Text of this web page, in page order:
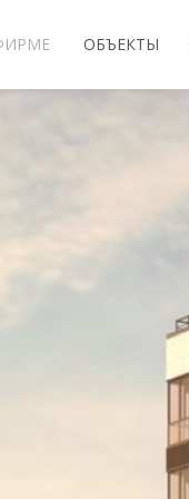
ОБЪЕКТЫ